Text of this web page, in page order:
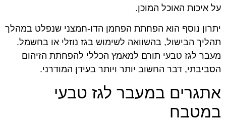
על איכות האוכל המוכן.
יתרון נוסף הוא הפחתת הפחמן הדו-חמצני שנפלט במהלך
תהליך הבישול, בהשוואה לשימוש בגז נוזלי או בחשמל.
מעבר לגז טבעי תורם למאמץ הכללי להפחתת הזיהום
הסביבתי, דבר החשוב יותר ויותר בעידן המודרני.
אתגרים במעבר לגז טבעי
במטבח